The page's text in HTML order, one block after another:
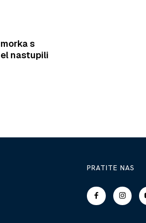
s
nastupili
PRATITE NAS